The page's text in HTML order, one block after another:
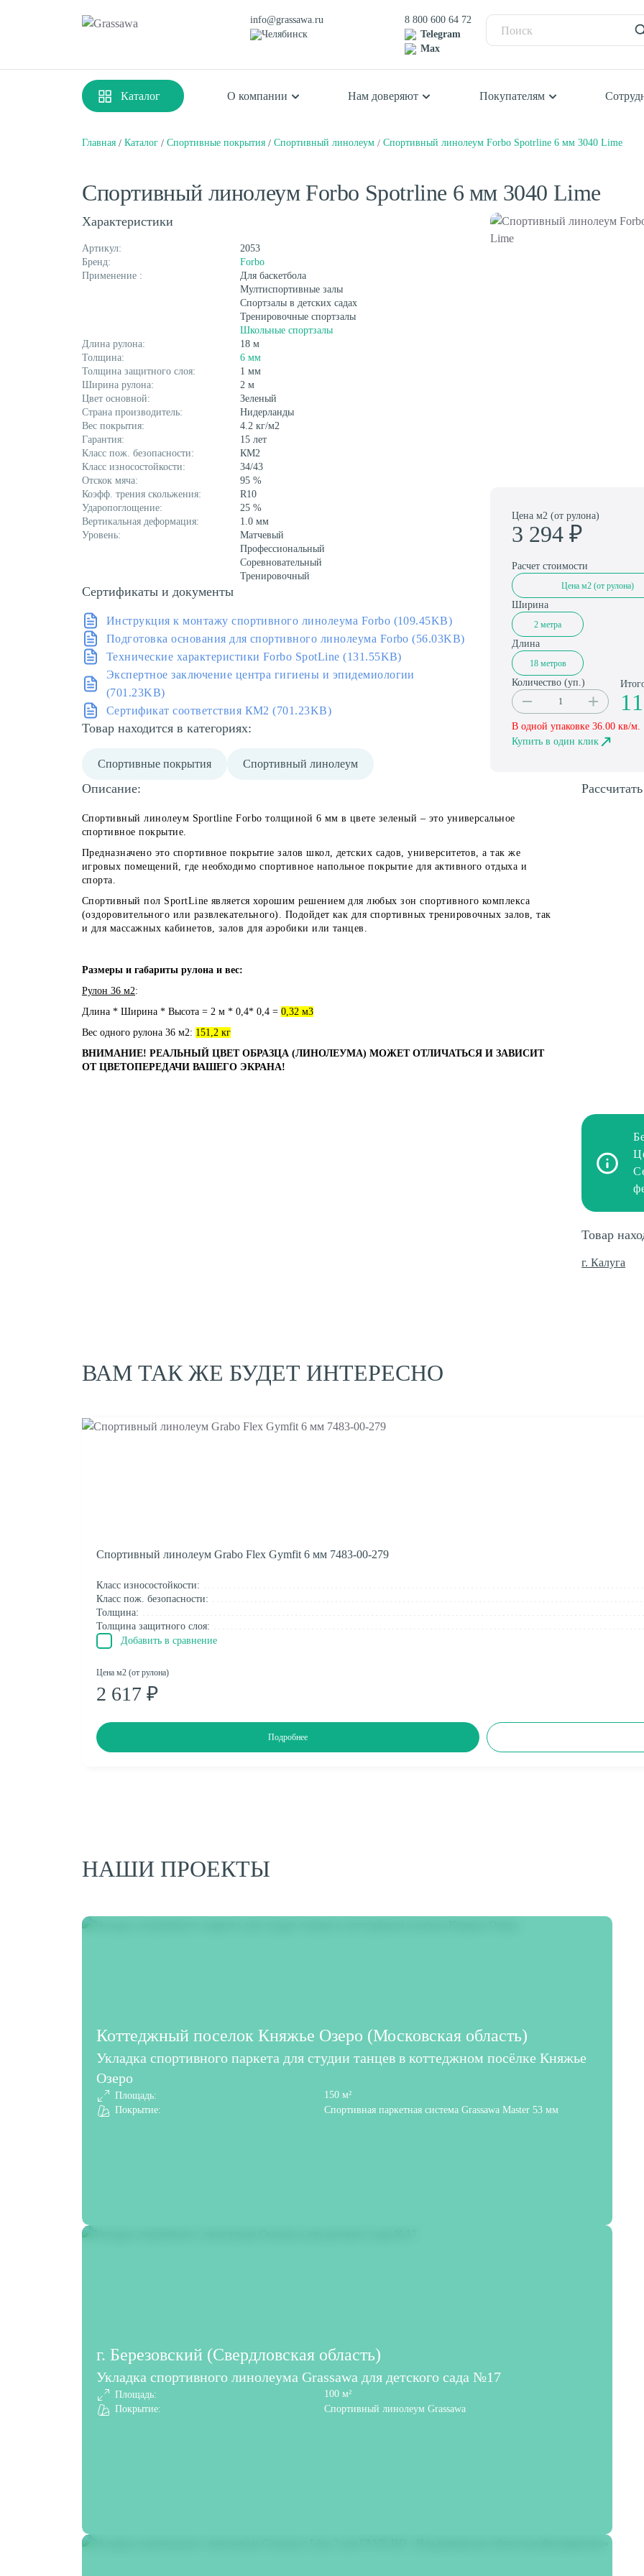
info@grassawa.ru
8 800 600 64 72
Telegram
Челябинск
Max
Каталог О компании Нам доверяют Покупателям
Спортивная
Декоративная
Цветная
Высокая
Монофиламентная
Главная Каталог Спортивные покрытия Спортивный линолеум Спортивный линолеум Forbo Spotrline 6 мм 3040 Lime
Спортивный линолеум Forbo Spotrline 6 мм 3040 Lime
Характеристики
Артикул:
2053
Бренд:
Forbo
Применение :
Для баскетбола
Мултиспортивные залы
Спортзалы в детских садах
Тренировочные спортзалы
Школьные спортзалы
Длина рулона:
18 м
Толщина:
6 мм
Толщина защитного слоя:
1 мм
Ширина рулона:
2 м
Цвет основной:
Зеленый
Страна производитель:
Нидерланды
Вес покрытия:
4.2 кг/м2
Гарантия:
15 лет
Класс пож. безопасности:
КМ2
Класс износостойкости:
34/43
Отскок мяча:
95 %
Коэфф. трения скольжения:
R10
Ударопоглощение:
25 %
Вертикальная деформация:
1.0 мм
Уровень:
Матчевый
Профессиональный
Соревновательный
Тренировочный
Сертификаты и документы
Инструкция к монтажу спортивного линолеума Forbo (109.45KB)
Подготовка основания для спортивного линолеума Forbo (56.03KB)
Технические характеристики Forbo SpotLine (131.55KB)
Экспертное заключение центра гигиены и эпидемиологии
(701.23KB)
Сертификат соответствия КМ2 (701.23KB)
Товар находится в категориях:
Спортивные покрытия Спортивный линолеум
Цена м2 (от рулона)
3 294 ₽
Расчет стоимости
Цена м2 (от рулона)
Ширина
2 метра
Длина
18 метров
Количество (уп.)
В одной упаковке 36.00 кв/м.
Купить в один клик
Описание:
Спортивный линолеум Sportline Forbo толщиной 6 мм в цвете зеленый – это универсальное
спортивное покрытие.
Предназначено это спортивное покрытие залов школ, детских садов, университетов, а так же
игровых помещений, где необходимо спортивное напольное покрытие для активного отдыха и
спорта.
Спортивный пол SportLine является хорошим решением для любых зон спортивного комплекса
(оздоровительного или развлекательного). Подойдет как для спортивных тренировочных залов, так
и для массажных кабинетов, залов для аэробики или танцев.
Размеры и габариты рулона и вес:
Рулон 36 м2:
Длина * Ширина * Высота = 2 м * 0,4* 0,4 = 0,32 м3
Вес одного рулона 36 м2: 151,2 кг
ВНИМАНИЕ! РЕАЛЬНЫЙ ЦВЕТ ОБРАЗЦА (ЛИНОЛЕУМА) МОЖЕТ ОТЛИЧАТЬСЯ И ЗАВИСИТ
ОТ ЦВЕТОПЕРЕДАЧИ ВАШЕГО ЭКРАНА!
Товар
г. Калуга
ВАМ ТАК ЖЕ БУДЕТ ИНТЕРЕСНО
Спортивный линолеум Grabo Flex Gymfit 6 мм 7483-00-279
Класс износостойкости:
Класс пож. безопасности:
Толщина:
Толщина защитного слоя:
Добавить в сравнение
Цена м2 (от рулона)
2 617 ₽
Подробнее
НАШИ ПРОЕКТЫ
Коттеджный поселок Княжье Озеро (Московская область)
Укладка спортивного паркета для студии танцев в коттеджном посёлке Княжье
Озеро
Площадь:
150 м²
Покрытие:
Спортивная паркетная система Grassawa Master 53 мм
г. Березовский (Свердловская область)
Укладка спортивного линолеума Grassawa для детского сада №17
Площадь:
100 м²
Покрытие:
Спортивный линолеум Grassawa